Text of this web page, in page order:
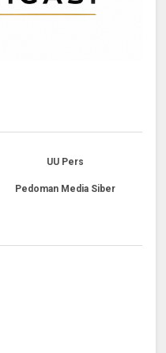
UU Pers
Pedoman Media Siber